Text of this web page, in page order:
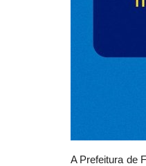
A Prefeitura de